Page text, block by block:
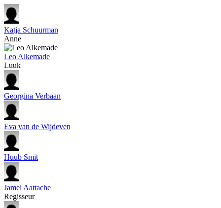
Katja Schuurman
Anne
Leo Alkemade
Luuk
Georgina Verbaan
Eva van de Wijdeven
Huub Smit
Jamel Aattache
Regisseur